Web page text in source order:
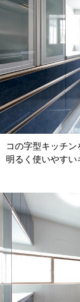
コの字型キッチン
明るく使いやすい